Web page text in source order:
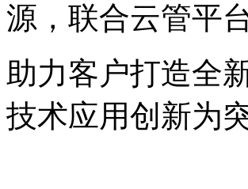
源，联合云管
助力客户打造全
技术应用创新为突